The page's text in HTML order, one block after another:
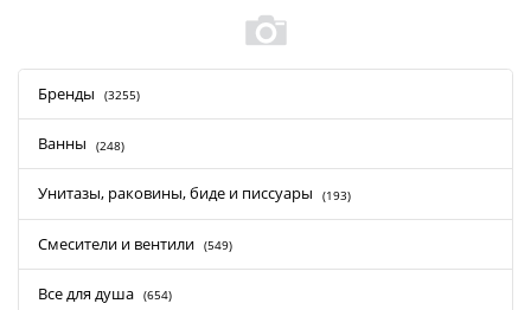
Бренды (3255)
Ванны (248)
Унитазы, раковины, биде и писсуары (193)
Смесители и вентили (549)
Все для душа (654)